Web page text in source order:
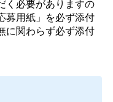
く必要がありますの
募用紙」を必ず添付
に関わらず必ず添付